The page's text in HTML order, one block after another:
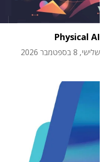
Physical AI
שלישי, 8 בספטמבר 2026